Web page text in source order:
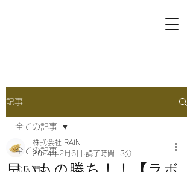
記事
全ての記事
金入門
全ての記事
株式会社 RAIN
2024年2月6日 読了時間: 3分